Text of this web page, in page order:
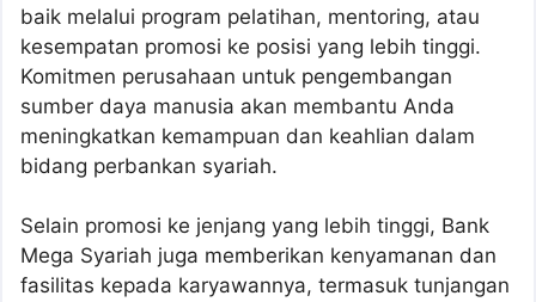
baik melalui program pelatihan, mentoring, atau
kesempatan promosi ke posisi yang lebih tinggi.
Komitmen perusahaan untuk pengembangan
sumber daya manusia akan membantu Anda
meningkatkan kemampuan dan keahlian dalam
bidang perbankan syariah.
Selain promosi ke jenjang yang lebih tinggi, Bank
Mega Syariah juga memberikan kenyamanan dan
fasilitas kepada karyawannya, termasuk tunjangan